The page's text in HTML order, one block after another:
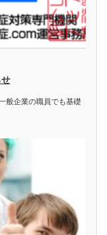
般企業の職員でも基礎